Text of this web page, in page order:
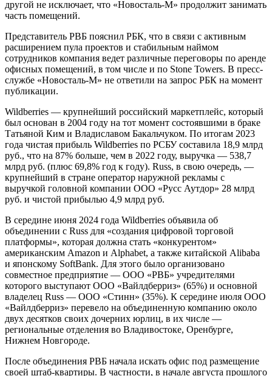
другой не исключает, что «Новосталь-М» продолжит занимать
часть помещений.
Представитель РВБ пояснил РБК, что в связи с активным
расширением пула проектов и стабильным наймом
сотрудников компания ведет различные переговоры по аренде
офисных помещений, в том числе и по Stone Towers. В пресс-
службе «Новосталь-М» не ответили на запрос РБК на момент
публикации.
Wildberries — крупнейший российский маркетплейс, который
был основан в 2004 году на тот момент состоявшими в браке
Татьяной Ким и Владиславом Бакальчуком. По итогам 2023
года чистая прибыль Wildberries по РСБУ составила 18,9 млрд
руб., что на 87% больше, чем в 2022 году, выручка — 538,7
млрд руб. (плюс 69,8% год к году). Russ, в свою очередь, —
крупнейший в стране оператор наружной рекламы с
выручкой головной компании ООО «Русс Аутдор» 28 млрд
руб. и чистой прибылью 4,9 млрд руб.
В середине июня 2024 года Wildberries объявила об
объединении с Russ для «создания цифровой торговой
платформы», которая должна стать «конкурентом»
американским Amazon и Alphabet, а также китайской Alibaba
и японскому SoftBank. Для этого было организовано
совместное предприятие — ООО «РВБ» учредителями
которого выступают ООО «Вайлдберриз» (65%) и основной
владелец Russ — ООО «Стинн» (35%). К середине июля ООО
«Вайлдберриз» перевело на объединенную компанию около
двух десятков своих дочерних юрлиц, в их числе —
региональные отделения во Владивостоке, Оренбурге,
Нижнем Новгороде.
После объединения РВБ начала искать офис под размещение
своей штаб-квартиры. В частности, в начале августа прошлого